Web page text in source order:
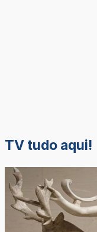
TV tudo aqui!